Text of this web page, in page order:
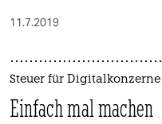
11.7.2019
Steuer für
Einfach mal machen